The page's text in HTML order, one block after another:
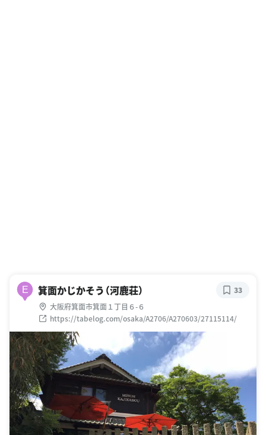
E 箕面かじかそう（河鹿荘）
大阪府箕面市箕面１丁目６-６
https://tabelog.com/osaka/A2706/A270603/27115114/
33